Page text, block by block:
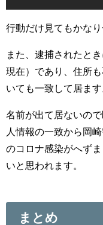
行動だけ見てもかなり
また、逮捕されたと
現在）であり、住所
いても一致して居ます
名前が出て居ないの
人情報の一致から岡
のコロナ感染がへず
いと思われます。
まとめ